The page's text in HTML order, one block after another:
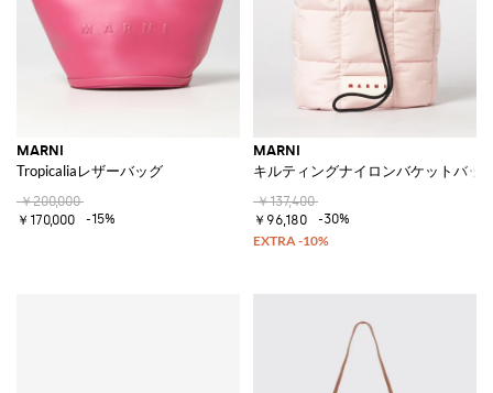
MARNI
Tropicaliaレザーバッグ
￥200,000
￥170,000
-15%
MARNI
キルティングナイロンバケットバッ
￥137,400
￥96,180
-30%